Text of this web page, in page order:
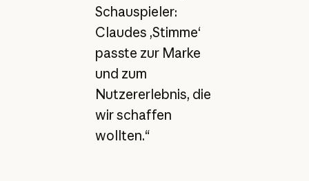
Schauspieler:
Claudes ‚Stimme‘
passte zur Marke
und zum
Nutzererlebnis, die
wir schaffen
wollten.“